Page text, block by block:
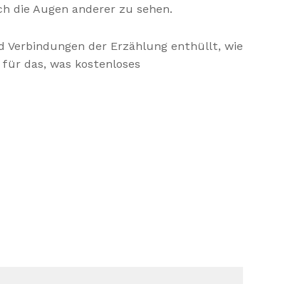
die Augen anderer zu sehen.
Verbindungen der Erzählung enthüllt, wie
das, was kostenloses